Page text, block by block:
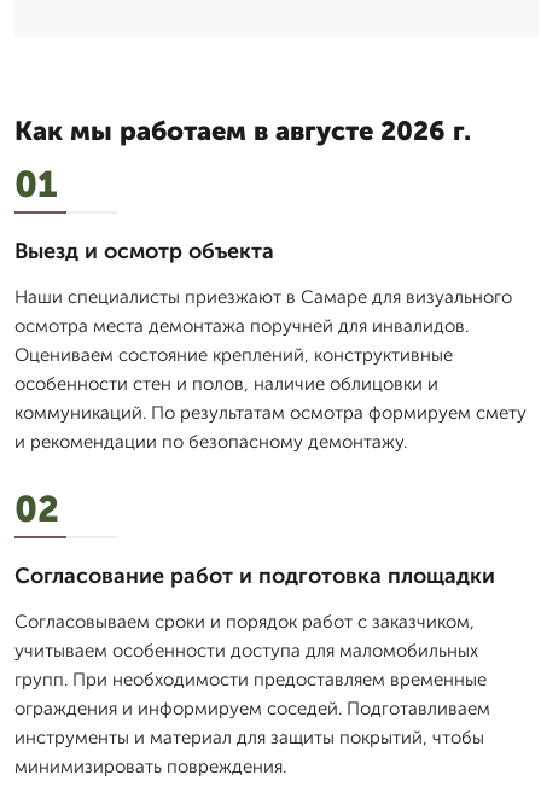
Как мы работаем в августе 2026 г.
01
Выезд и осмотр объекта
Наши специалисты приезжают в Самаре для визуального
осмотра места демонтажа поручней для инвалидов.
Оцениваем состояние креплений, конструктивные
особенности стен и полов, наличие облицовки и
коммуникаций. По результатам осмотра формируем смету
и рекомендации по безопасному демонтажу.
02
Согласование работ и подготовка площадки
Согласовываем сроки и порядок работ с заказчиком,
учитываем особенности доступа для маломобильных
групп. При необходимости предоставляем временные
ограждения и информируем соседей. Подготавливаем
инструменты и материал для защиты покрытий, чтобы
минимизировать повреждения.